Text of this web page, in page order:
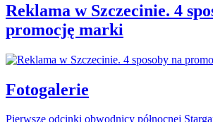
Reklama w Szczecinie. 4
promocję marki
Fotogalerie
Pierwsze odcinki obwodnicy północnej